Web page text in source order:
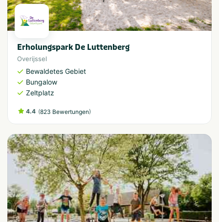
Erholungspark De Luttenberg
Overijssel
Bewaldetes Gebiet
Bungalow
Zeltplatz
4.4 (823 Bewertungen)